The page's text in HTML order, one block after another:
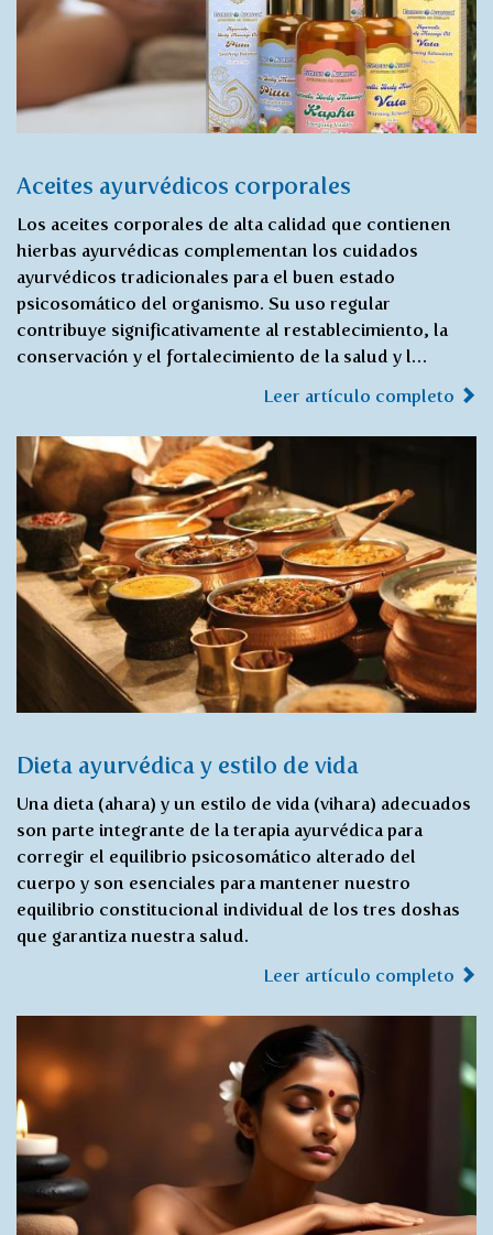
Aceites ayurvédicos corporales
Los aceites corporales de alta calidad que contienen
hierbas ayurvédicas complementan los cuidados
ayurvédicos tradicionales para el buen estado
psicosomático del organismo. Su uso regular
contribuye significativamente al restablecimiento, la
conservación y el fortalecimiento de la salud y l…
Leer artículo completo
Dieta ayurvédica y estilo de vida
Una dieta (ahara) y un estilo de vida (vihara) adecuados
son parte integrante de la terapia ayurvédica para
corregir el equilibrio psicosomático alterado del
cuerpo y son esenciales para mantener nuestro
equilibrio constitucional individual de los tres doshas
que garantiza nuestra salud.
Leer artículo completo